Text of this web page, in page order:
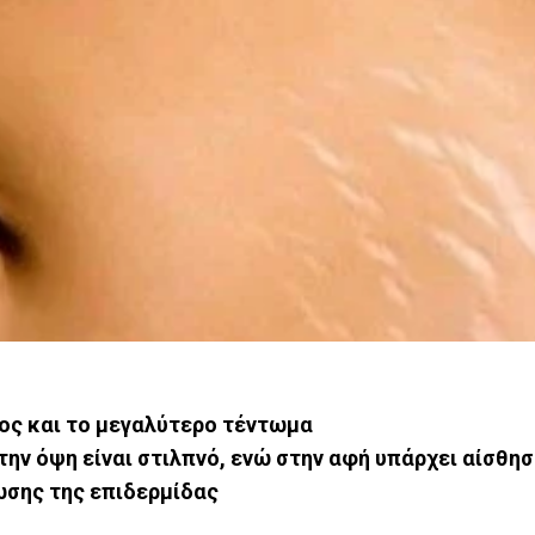
και το μεγαλύτερο τέντωμα
όψη είναι στιλπνό, ενώ στην αφή υπάρχει
της επιδερμίδας